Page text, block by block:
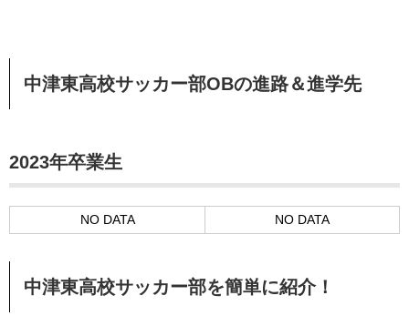
中津東高校サッカー部OBの進路＆進学先
2023年卒業生
NO DATA NO DATA
中津東高校サッカー部を簡単に紹介！